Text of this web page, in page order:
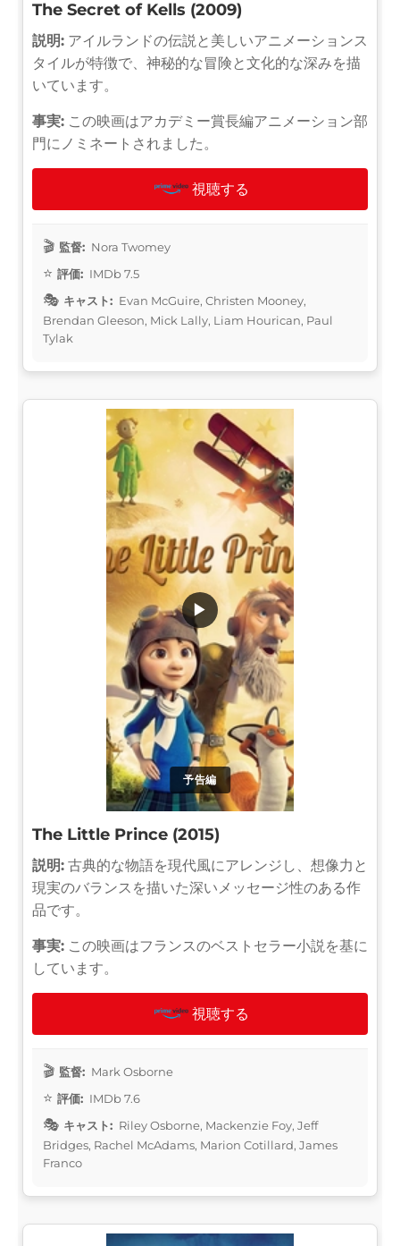
The Secret of Kells (2009)
説明: アイルランドの伝説と美しいアニメーションス
タイルが特徴で、神秘的な冒険と文化的な深みを描
いています。
事実: この映画はアカデミー賞長編アニメーション部
門にノミネートされました。
視聴する
監督: Nora Twomey
評価: IMDb 7.5
キャスト: Evan McGuire, Christen Mooney,
Brendan Gleeson, Mick Lally, Liam Hourican, Paul
Tylak
予告編
▶
The Little Prince (2015)
説明: 古典的な物語を現代風にアレンジし、想像力と
現実のバランスを描いた深いメッセージ性のある作
品です。
事実: この映画はフランスのベストセラー小説を基に
しています。
視聴する
監督: Mark Osborne
評価: IMDb 7.6
キャスト: Riley Osborne, Mackenzie Foy, Jeff
Bridges, Rachel McAdams, Marion Cotillard, James
Franco